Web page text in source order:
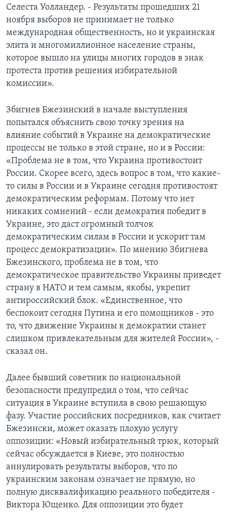
Селеста Уолландер. - Результаты прошедших 21
ноября выборов не принимает не только
международная общественность, но и украинская
элита и многомиллионное население страны,
которое вышло на улицы многих городов в знак
протеста против решения избирательной
комиссии».
Збигнев Бжезинский в начале выступления
попытался объяснить свою точку зрения на
влияние событий в Украине на демократические
процессы не только в этой стране, но и в России:
«Проблема не в том, что Украина противостоит
России. Скорее всего, здесь вопрос в том, что какие-
то силы в России и в Украине сегодня противостоят
демократическим реформам. Потому что нет
никаких сомнений - если демократия победит в
Украине, это даст огромный толчок
демократическим силам в России и ускорит там
процесс демократизации». По мнению Збигнева
Бжезинского, проблема не в том, что
демократическое правительство Украины приведет
страну в НАТО и тем самым, якобы, укрепит
антироссийский блок. «Единственное, что
беспокоит сегодня Путина и его помощников - это
то, что движение Украины к демократии станет
слишком привлекательным для жителей России», -
сказал он.
Далее бывший советник по национальной
безопасности предупредил о том, что сейчас
ситуация в Украине вступила в свою решающую
фазу. Участие российских посредников, как считает
Бжезински, может оказать плохую услугу
оппозиции: «Новый избирательный трюк, который
сейчас обсуждается в Киеве, это полностью
аннулировать результаты выборов, что по
украинским законам означает не прямую, но
полную дисквалификацию реального победителя -
Виктора Ющенко. Для оппозиции это будет